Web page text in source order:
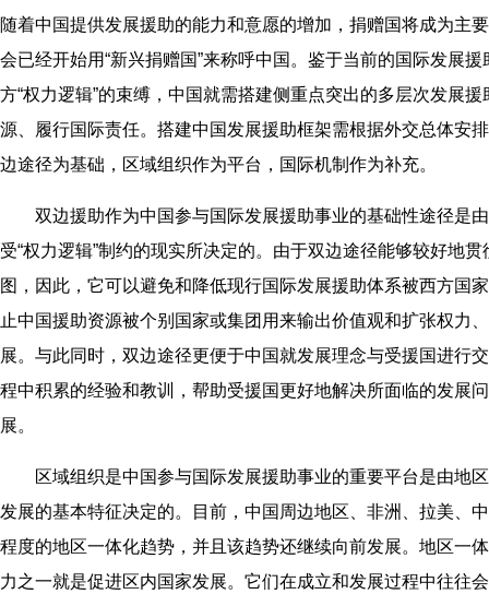
随着中国提供发展援助的能力和意愿的增加，捐赠国将成为主
会已经开始用“新兴捐赠国”来称呼中国。鉴于当前的国际发展
方“权力逻辑”的束缚，中国就需搭建侧重点突出的多层次发展
源、履行国际责任。搭建中国发展援助框架需根据外交总体安
边途径为基础，区域组织作为平台，国际机制作为补充。
双边援助作为中国参与国际发展援助事业的基础性途径是
受“权力逻辑”制约的现实所决定的。由于双边途径能够较好地
图，因此，它可以避免和降低现行国际发展援助体系被西方国
止中国援助资源被个别国家或集团用来输出价值观和扩张权力
展。与此同时，双边途径更便于中国就发展理念与受援国进行
程中积累的经验和教训，帮助受援国更好地解决所面临的发展
展。
区域组织是中国参与国际发展援助事业的重要平台是由地
发展的基本特征决定的。目前，中国周边地区、非洲、拉美、
程度的地区一体化趋势，并且该趋势还继续向前发展。地区一
力之一就是促进区内国家发展。它们在成立和发展过程中往往